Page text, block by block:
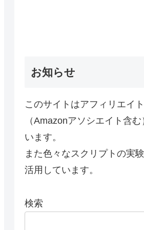
お知らせ
このサイトはアフィリエイ
（Amazonアソシエイト含
います。
また色々なスクリプトの実
活用しています。
検索